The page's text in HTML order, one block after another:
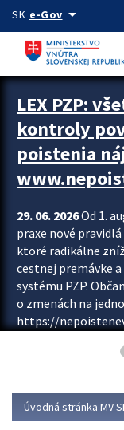
Preskocit na hlavný
SK e-Govarrow_drop_down
Zastavit automatický
LEX PZP:
kontroly
poistenia
29. 06. 2026Od 1.
praxe nové
ktoré radikálne
cestnej premávke
systému PZP.
o zmenách na
https://
asociácie poisťovní
Viac
Úvodná stránka MV